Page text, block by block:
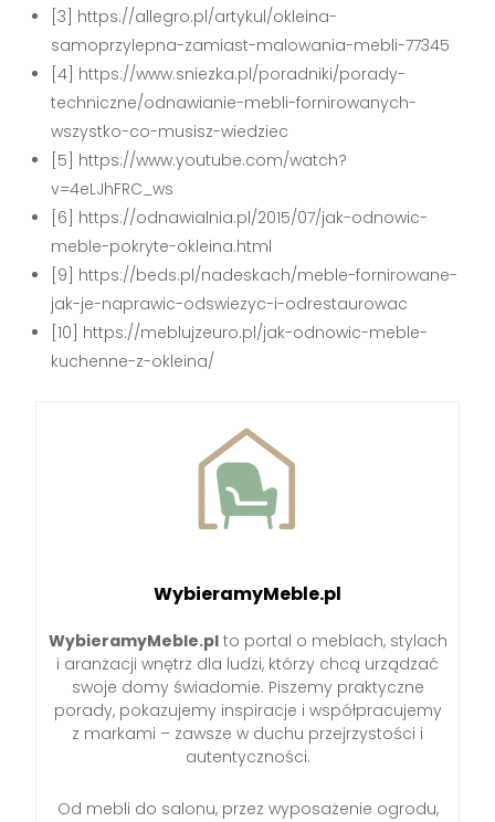
[3] https://allegro.pl/artykul/okleina-
samoprzylepna-zamiast-malowania-mebli-77345
[4] https://www.sniezka.pl/poradniki/porady-
techniczne/odnawianie-mebli-fornirowanych-
wszystko-co-musisz-wiedziec
[5] https://www.youtube.com/watch?
v=4eLJhFRC_ws
[6] https://odnawialnia.pl/2015/07/jak-odnowic-
meble-pokryte-okleina.html
[9] https://beds.pl/nadeskach/meble-fornirowane-
jak-je-naprawic-odswiezyc-i-odrestaurowac
[10] https://meblujzeuro.pl/jak-odnowic-meble-
kuchenne-z-okleina/
WybieramyMeble.pl
WybieramyMeble.plto portal o meblach, stylach
i aranżacji wnętrz dla ludzi, którzy chcą urządzać
swoje domy świadomie. Piszemy praktyczne
porady, pokazujemy inspiracje i współpracujemy
z markami – zawsze w duchu przejrzystości i
autentyczności.
Od mebli do salonu, przez wyposażenie ogrodu,